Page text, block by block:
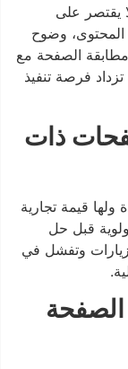
يقتصر على
المحتوى، وضوح
الصفحة مع
فرصة تنفيذ
ذات
قيمة تجارية
قبل حل
وتفشل في